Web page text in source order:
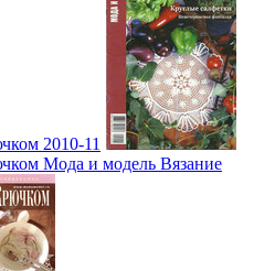
2010-11
Мода и модель Вязание